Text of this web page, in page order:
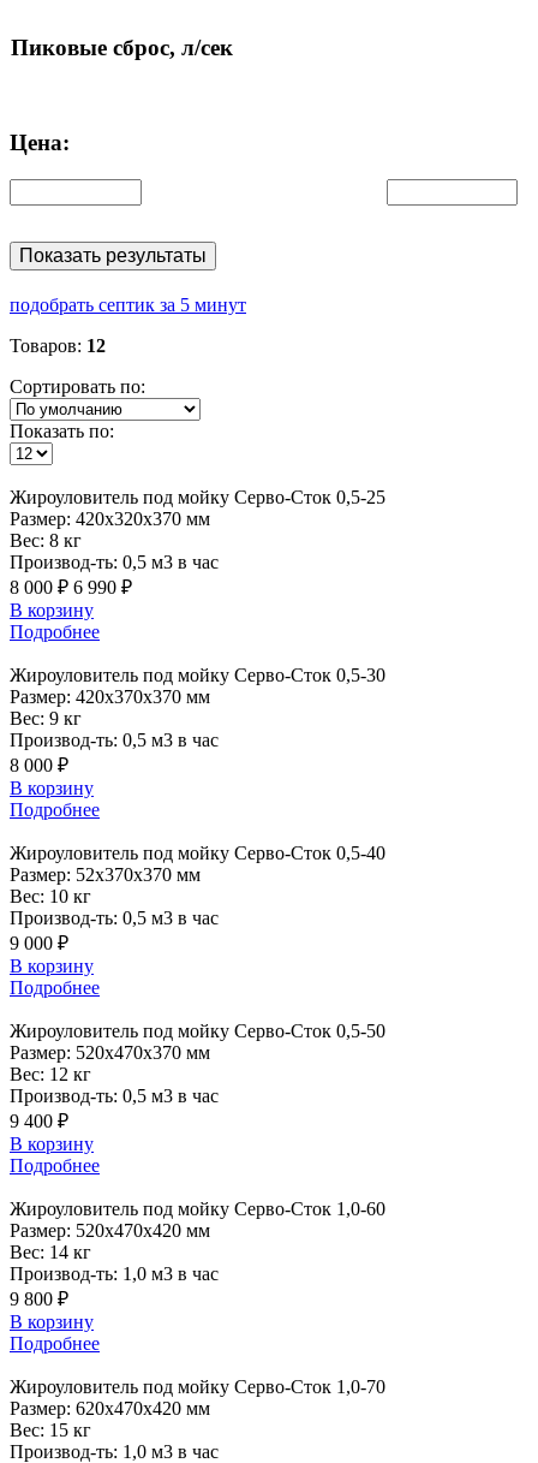
Пиковые сброс, л/сек
Цена:
Показать результаты
подобрать септик за 5 минут
Товаров: 12
Сортировать по:
Показать по:
Жироуловитель под мойку Серво-Сток 0,5-25
Размер: 420x320x370 мм
Вес: 8 кг
Производ-ть: 0,5 м3 в час
8 000 ₽ 6 990 ₽
В корзину
Подробнее
Жироуловитель под мойку Серво-Сток 0,5-30
Размер: 420x370x370 мм
Вес: 9 кг
Производ-ть: 0,5 м3 в час
8 000 ₽
В корзину
Подробнее
Жироуловитель под мойку Серво-Сток 0,5-40
Размер: 52x370x370 мм
Вес: 10 кг
Производ-ть: 0,5 м3 в час
9 000 ₽
В корзину
Подробнее
Жироуловитель под мойку Серво-Сток 0,5-50
Размер: 520x470x370 мм
Вес: 12 кг
Производ-ть: 0,5 м3 в час
9 400 ₽
В корзину
Подробнее
Жироуловитель под мойку Серво-Сток 1,0-60
Размер: 520x470x420 мм
Вес: 14 кг
Производ-ть: 1,0 м3 в час
9 800 ₽
В корзину
Подробнее
Жироуловитель под мойку Серво-Сток 1,0-70
Размер: 620x470x420 мм
Вес: 15 кг
Производ-ть: 1,0 м3 в час